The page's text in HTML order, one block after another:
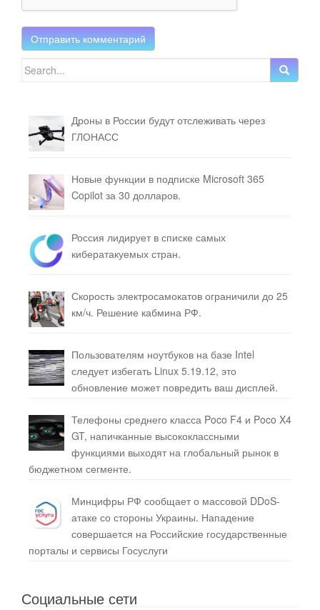
Search for:
Дроны в России будут отслеживать через
ГЛОНАСС
Новые функции в подписке Microsoft 365
Copilot за 30 долларов.
Россия лидирует в списке самых
кибератакуемых стран.
Скорость электросамокатов ограничили до 25
км/ч. Решение кабмина РФ.
Пользователям ноутбуков на базе Intel
следует избегать Linux 5.19.12, это
обновление может повредить ваш дисплей.
Телефоны среднего класса Poco F4 и Poco X4
GT, напичканные высококлассными
функциями выходят на глобальный рынок в
бюджетном сегменте.
Минцифры РФ сообщает о массовой DDoS-
атаке со стороны Украины. Нападение
совершается на Российские государственные
порталы и сервисы Госуслуги
Социальные сети